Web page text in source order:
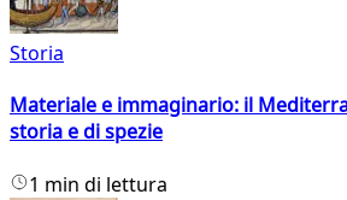
Storia
Materiale e immaginario: il
storia e di spezie
1 min di lettura